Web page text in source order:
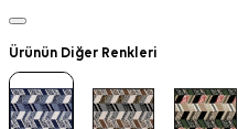
Ürünün Diğer Renkleri